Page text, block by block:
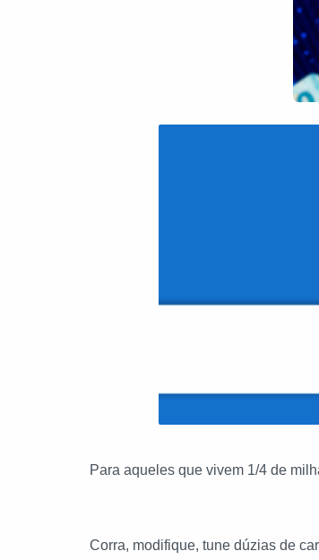
Para aqueles que vivem 1/4 de
Corra, modifique, tune dúzias de